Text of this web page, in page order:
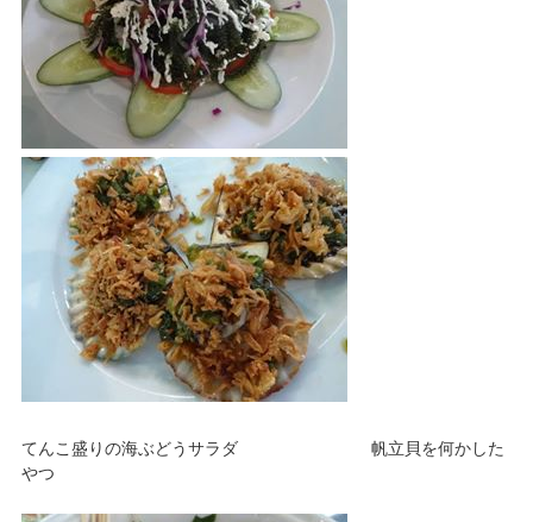
てんこ盛りの海ぶどうサラダ 帆立貝を何かした
やつ